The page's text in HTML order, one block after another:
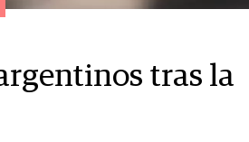
tras la